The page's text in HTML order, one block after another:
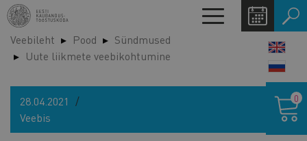
Liigu
edasi
põhisisu
juurde
Toggle
navigation
Veebileht Pood
Sündmused
Uute liikmete veebikohtumine
28.04.2021
Veebis
0